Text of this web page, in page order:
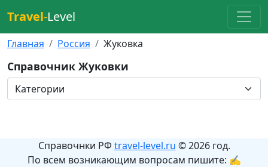
Travel-Level
Главная Россия Жуковка
Справочник Жуковки
Справочнки РФ travel-level.ru © 2026 год.
По всем возникающим вопросам пишите: ✍